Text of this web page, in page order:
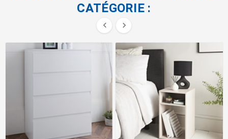
CATÉGORIE :
 